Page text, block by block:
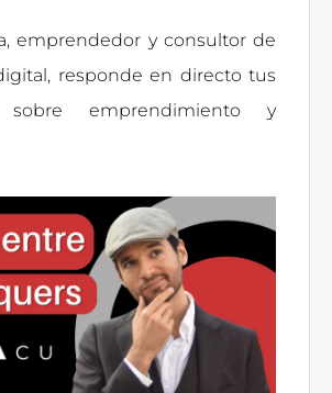
emprendedor y consultor de
responde en directo tus
sobre emprendimiento y